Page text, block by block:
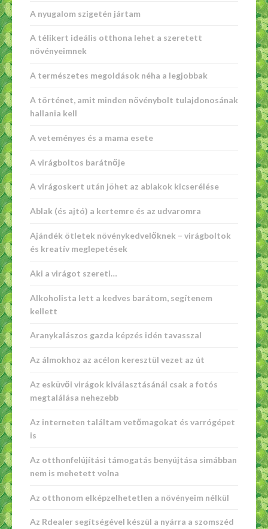
A nyugalom szigetén jártam
A télikert ideális otthona lehet a szeretett
növényeimnek
A természetes megoldások néha a legjobbak
A történet, amit minden növénybolt tulajdonosának
hallania kell
A veteményes és a mama esete
A virágboltos barátnője
A virágoskert után jöhet az ablakok kicserélése
Ablak (és ajtó) a kertemre és az udvaromra
Ajándék ötletek növénykedvelőknek – virágboltok
és kreatív meglepetések
Aki a virágot szereti…
Alkoholista lett a kedves barátom, segítenem
kellett
Aranykalászos gazda képzés idén tavasszal
Az álmokhoz az acélon keresztül vezet az út
Az esküvői virágok kiválasztásánál csak a fotós
megtalálása nehezebb
Az interneten találtam vetőmagokat és varrógépet
is
Az otthonfelújítási támogatás benyújtása simábban
nem is mehetett volna
Az otthonom elképzelhetetlen a növényeim nélkül
Az Rdealer segítségével készül a nyárra a szomszéd